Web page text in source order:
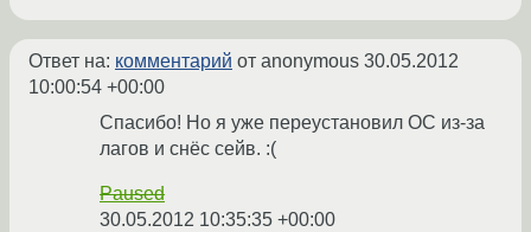
Ответ на: комментарий от anonymous 30.05.2012
10:00:54 +00:00
Спасибо! Но я уже переустановил ОС из-за
лагов и снёс сейв. :(
Paused
30.05.2012 10:35:35 +00:00